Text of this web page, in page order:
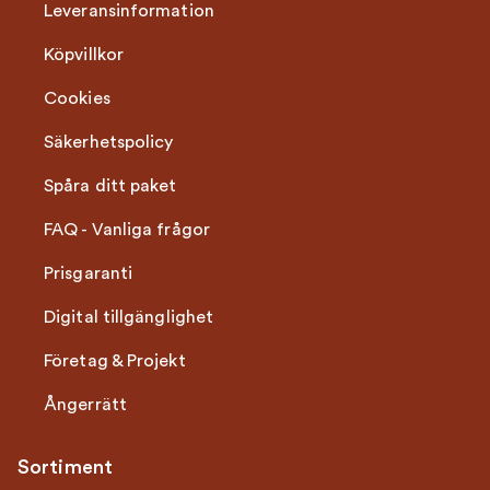
Leveransinformation
Köpvillkor
Cookies
Säkerhetspolicy
Spåra ditt paket
FAQ - Vanliga frågor
Prisgaranti
Digital tillgänglighet
Företag & Projekt
Ångerrätt
Sortiment